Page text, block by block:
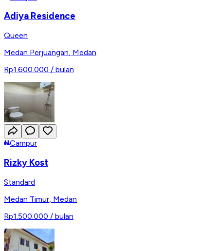
Adiya Residence
Queen
Medan Perjuangan, Medan
Rp1.600.000 / bulan
Campur
Rizky Kost
Standard
Medan Timur Medan
Rp1.500.000 / bulan